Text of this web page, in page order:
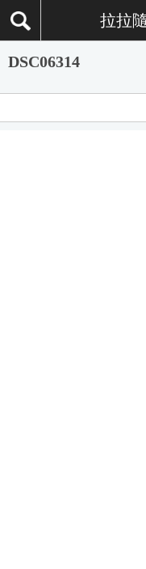
拉拉
DSC06314